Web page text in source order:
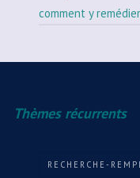
comment y
Thèmes récurrents
RECHERCHE-